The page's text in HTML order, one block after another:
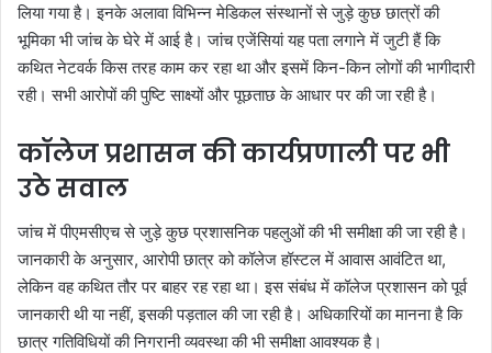
लिया गया है। इनके अलावा विभिन्न मेडिकल संस्थानों से जुड़े कुछ छात्रों की
भूमिका भी जांच के घेरे में आई है। जांच एजेंसियां यह पता लगाने में जुटी हैं कि
कथित नेटवर्क किस तरह काम कर रहा था और इसमें किन-किन लोगों की भागीदारी
रही। सभी आरोपों की पुष्टि साक्ष्यों और पूछताछ के आधार पर की जा रही है।
कॉलेज प्रशासन की कार्यप्रणाली पर भी
उठे सवाल
जांच में पीएमसीएच से जुड़े कुछ प्रशासनिक पहलुओं की भी समीक्षा की जा रही है।
जानकारी के अनुसार, आरोपी छात्र को कॉलेज हॉस्टल में आवास आवंटित था,
लेकिन वह कथित तौर पर बाहर रह रहा था। इस संबंध में कॉलेज प्रशासन को पूर्व
जानकारी थी या नहीं, इसकी पड़ताल की जा रही है। अधिकारियों का मानना है कि
छात्र गतिविधियों की निगरानी व्यवस्था की भी समीक्षा आवश्यक है।